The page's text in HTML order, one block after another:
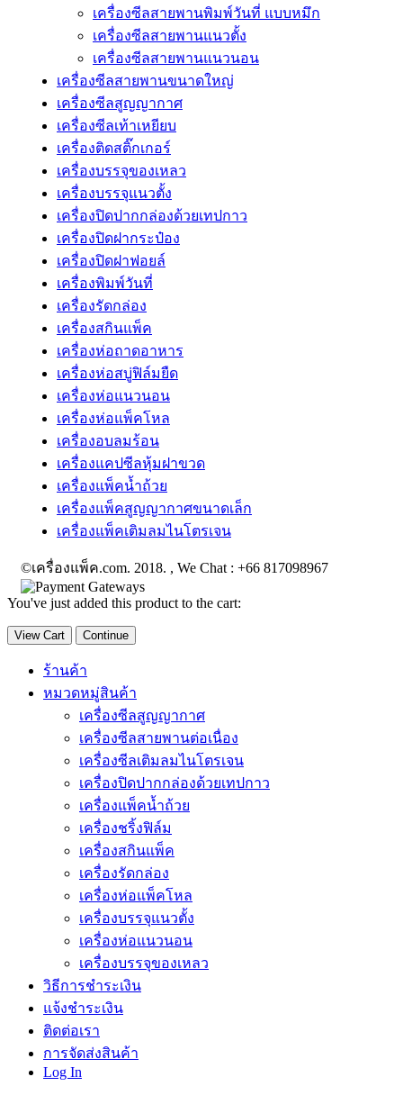
เครื่องซีลสายพานพิมพ์วันที่ แบบหมึก
เครื่องซีลสายพานแนวตั้ง
เครื่องซีลสายพานแนวนอน
เครื่องซีลสายพานขนาดใหญ่
เครื่องซีลสูญญากาศ
เครื่องซีลเท้าเหยียบ
เครื่องติดสติ๊กเกอร์
เครื่องบรรจุของเหลว
เครื่องบรรจุแนวตั้ง
เครื่องปิดปากกล่องด้วยเทปกาว
เครื่องปิดฝากระป๋อง
เครื่องปิดฝาฟอยล์
เครื่องพิมพ์วันที่
เครื่องรัดกล่อง
เครื่องสกินแพ็ค
เครื่องห่อถาดอาหาร
เครื่องห่อสบู่ฟิล์มยืด
เครื่องห่อแนวนอน
เครื่องห่อแพ็คโหล
เครื่องอบลมร้อน
เครื่องแคปซีลหุ้มฝาขวด
เครื่องแพ็คน้ำถ้วย
เครื่องแพ็คสูญญากาศขนาดเล็ก
เครื่องแพ็คเติมลมไนโตรเจน
©เครื่องแพ็ค.com. 2018. , We Chat : +66 817098967
You've just added this product to the cart:
View Cart Continue
ร้านค้า
หมวดหมู่สินค้า
เครื่องซีลสูญญากาศ
เครื่องซีลสายพานต่อเนื่อง
เครื่องซีลเติมลมไนโตรเจน
เครื่องปิดปากกล่องด้วยเทปกาว
เครื่องแพ็คน้ำถ้วย
เครื่องชริ้งฟิล์ม
เครื่องสกินแพ็ค
เครื่องรัดกล่อง
เครื่องห่อแพ็คโหล
เครื่องบรรจุแนวตั้ง
เครื่องห่อแนวนอน
เครื่องบรรจุของเหลว
วิธีการชำระเงิน
แจ้งชำระเงิน
ติดต่อเรา
การจัดส่งสินค้า
Log In